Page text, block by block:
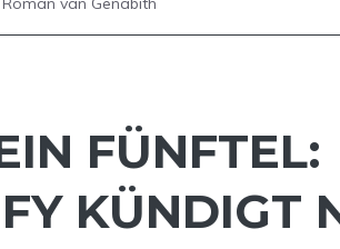
FÜNFTEL:
KÜNDIGT